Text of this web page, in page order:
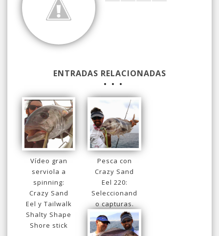
ENTRADAS RELACIONADAS
Vídeo gran
serviola a
spinning:
Crazy Sand
Eel y Tailwalk
Shalty Shape
Shore stick
Pesca con
Crazy Sand
Eel 220:
Seleccionand
o capturas.